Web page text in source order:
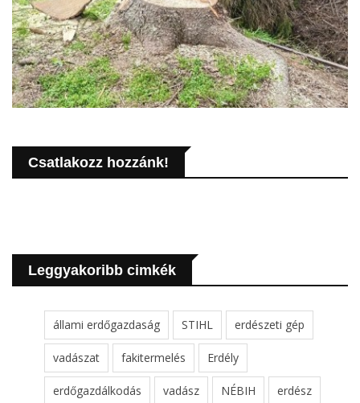
Csatlakozz hozzánk!
Leggyakoribb cimkék
állami erdőgazdaság STIHL erdészeti gép
vadászat fakitermelés Erdély
erdőgazdálkodás vadász NÉBIH erdész